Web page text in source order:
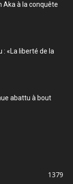
Aka à la conquête
: «La liberté de la
abattu à bout
1379